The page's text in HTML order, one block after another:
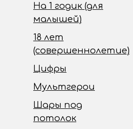
На 1 годик (для
малышей)
18 лет
(совершеннолетие)
Цифры
Мультгерои
Шары под
потолок